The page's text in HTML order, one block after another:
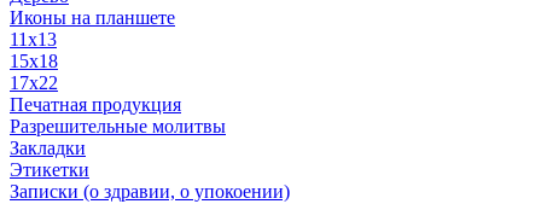
Иконы на планшете
11х13
15х18
17х22
Печатная продукция
Разрешительные молитвы
Закладки
Этикетки
Записки (о здравии, о упокоении)